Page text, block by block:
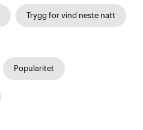
Trygg for vind neste natt
Popularitet